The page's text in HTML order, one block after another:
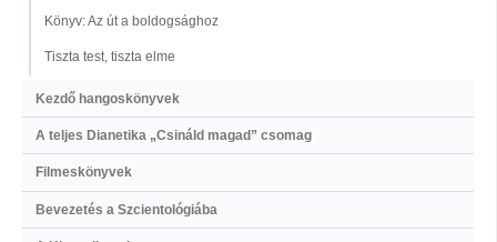
Könyv: Az út a boldogsághoz
Tiszta test, tiszta elme
Kezdő hangoskönyvek
A teljes Dianetika „Csináld magad” csomag
Filmeskönyvek
Bevezetés a Szcientológiába